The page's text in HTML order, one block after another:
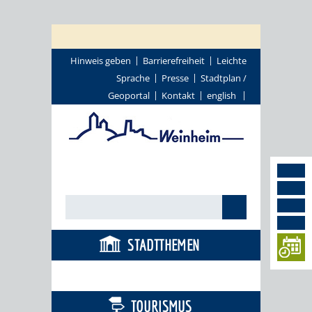
Hinweis geben Barrierefreiheit
Leichte
Sprache
Presse
Stadtplan /
Geoportal
Kontakt english
STADTTHEMEN
TOURISMUS